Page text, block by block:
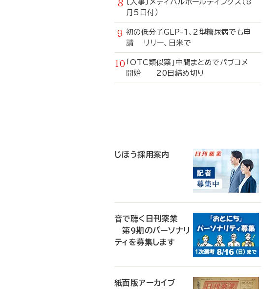
〔人事〕メディパルホールディングス（8
月5日付）
初の低分子GLP-1、2型糖尿病でも申
請 リリー、日米で
「OTC類似薬」中間まとめでパブコメ
開始 20日締め切り
じほう採用案内
音で聴く日刊薬業
第9期のパーソナリ
ティを募集します
紙面版アーカイブ